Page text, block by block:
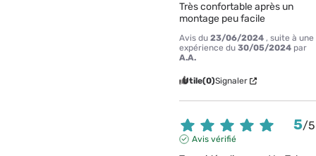
Très confortable après un
montage peu facile
Avis du23/06/2024 , suite à une
expérience du30/05/2024 par
A.A.
Utile(0)Signaler
5/5
Avis vérifié